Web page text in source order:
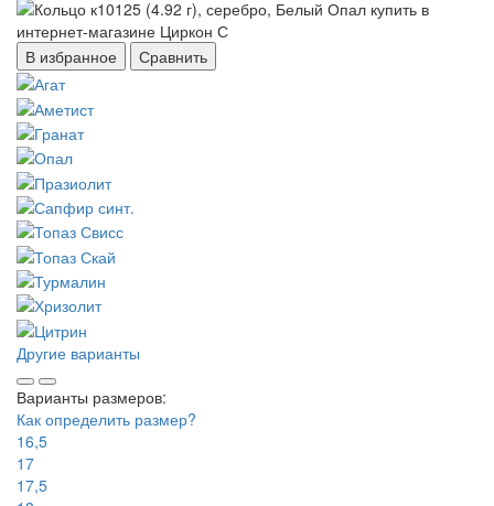
В избранное Сравнить
Другие варианты
Варианты размеров:
Как определить размер?
16,5
17
17,5